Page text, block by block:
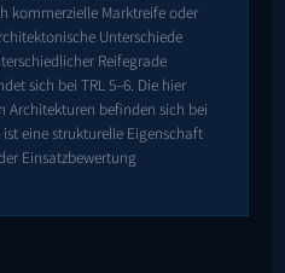
kommerzielle Marktreife oder
Unterschiede
Reifegrade
sich bei TRL 5–6. Die hier
Architekturen befinden sich bei
ist eine strukturelle Eigenschaft
Einsatzbewertung